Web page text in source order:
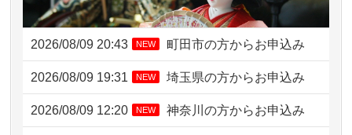
2026/08/09 20:43 NEW 町田市の方からお申込み
2026/08/09 19:31 NEW 埼玉県の方からお申込み
2026/08/09 12:20 NEW 神奈川の方からお申込み